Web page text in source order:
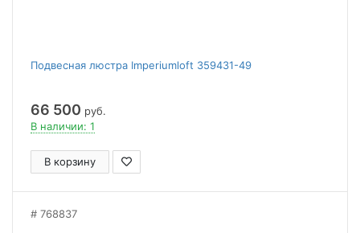
Подвесная люстра Imperiumloft 359431-49
66 500 руб.
В наличии: 1
В корзину
768837